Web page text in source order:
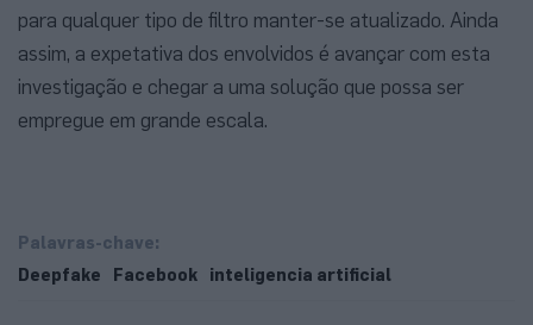
para qualquer tipo de filtro manter-se atualizado. Ainda
assim, a expetativa dos envolvidos é avançar com esta
investigação e chegar a uma solução que possa ser
empregue em grande escala.
Palavras-chave:
Deepfake
Facebook inteligencia artificial